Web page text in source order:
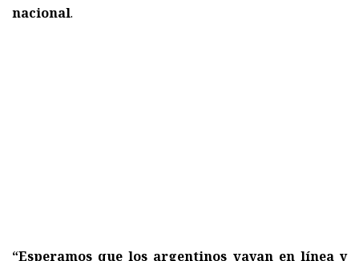
nacional.
“Esperamos que los argentinos vayan en línea y